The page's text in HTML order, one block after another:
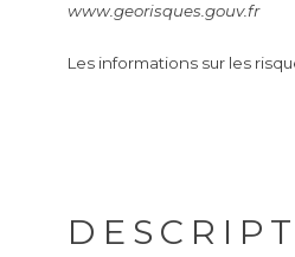
www.georisques.gouv.fr
Les informations sur les